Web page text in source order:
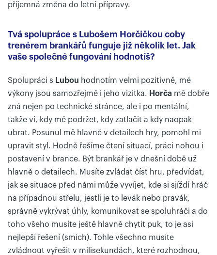
příjemná změna do letní přípravy.
Tvá spolupráce s Lubošem Horčičkou coby
trenérem brankářů funguje již několik let. Jak
vaše společné fungování hodnotíš?
Spolupráci s Lubou hodnotím velmi pozitivně, mé
výkony jsou samozřejmě i jeho vizitka. Horča mě dobře
zná nejen po technické stránce, ale i po mentální,
takže ví, kdy mě podržet, kdy zatlačit a kdy naopak
ubrat. Posunul mě hlavně v detailech hry, pomohl mi
upravit styl. Hodně řešíme čtení situací, práci nohou i
postavení v brance. Být brankář je v dnešní době už
hlavně o detailech. Musíte zvládat číst hru, předvídat,
jak se situace před námi může vyvíjet, kde si sjíždí hráč
na případnou střelu, jestli je to levák nebo pravák,
správně vykrývat úhly, komunikovat se spoluhráči a do
toho všeho musíte ještě hlavně chytit puk, to je asi
nejlepší řešení (smích). Tohle všechno musíte
zvládnout vyřešit v milisekundách, které rozhodnou,